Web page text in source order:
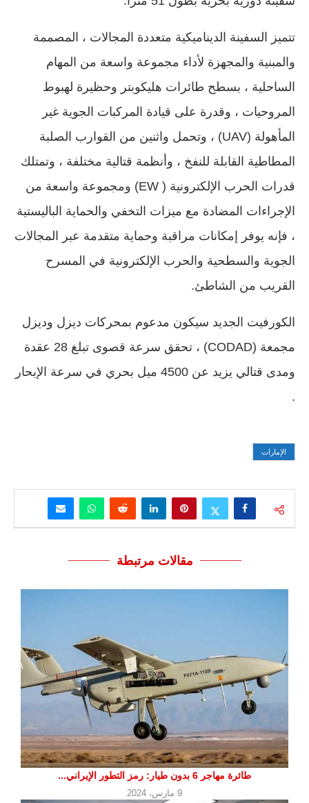
تتميز السفينة الديناميكية متعددة المجالات ، المصممة
والمبنية والمجهزة لأداء مجموعة واسعة من المهام
الساحلية ، بسطح طائرات هليكوبتر وحظيرة لهبوط
المروحيات ، وقدرة على قيادة المركبات الجوية غير
المأهولة (UAV) ، وتحمل واثنين من القوارب الصلبة
المطاطية القابلة للنفخ ، وأنظمة قتالية مختلفة ، وتمتلك
قدرات الحرب الإلكترونية ( EW) ومجموعة واسعة من
الإجراءات المضادة مع ميزات التخفي والحماية الباليستية
، فإنه يوفر إمكانات مراقبة وحماية متقدمة عبر المجالات
الجوية والسطحية والحرب الإلكترونية في المسرح
القريب من الشاطئ.
الكورفيت الجديد سيكون مدعوم بمحركات ديزل وديزل
مجمعة (CODAD) ، تحقق سرعة قصوى تبلغ 28 عقدة
ومدى قتالي يزيد عن 4500 ميل بحري في سرعة الإبحار
.
الإمارات
مقالات مرتبطة
طائرة مهاجر 6 بدون طيار: رمز التطور الإيراني...
9 مارس، 2024